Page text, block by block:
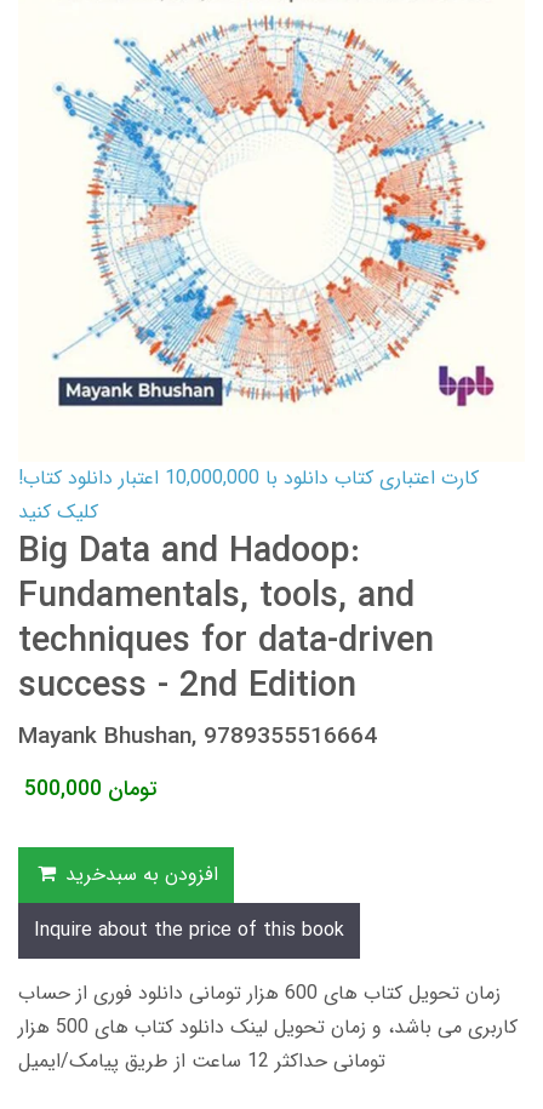
کارت اعتباری کتاب دانلود با 10,000,000 اعتبار دانلود کتاب!
کلیک کنید
Big Data and Hadoop:
Fundamentals, tools, and
techniques for data-driven
success - 2nd Edition
Mayank Bhushan, 9789355516664
500,000 تومان
افزودن به سبدخرید
Inquire about the price of this book
زمان تحویل کتاب های 600 هزار تومانی دانلود فوری از حساب
کاربری می باشد، و زمان تحویل لینک دانلود کتاب های 500 هزار
تومانی حداکثر 12 ساعت از طریق پیامک/ایمیل